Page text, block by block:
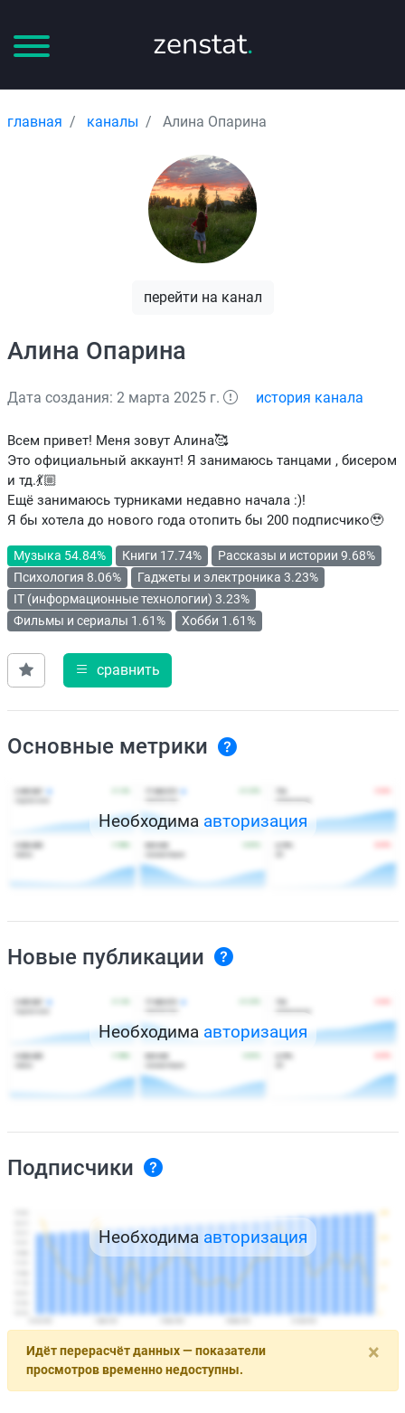
zenstat.
главная каналы Алина Опарина
перейти на канал
Алина Опарина
Дата создания: 2 марта 2025 г. история канала
Всем привет! Меня зовут Алина🥰
Это официальный аккаунт! Я занимаюсь танцами , бисером
и тд.💃🏼
Ещё занимаюсь турниками недавно начала :)!
Я бы хотела до нового года отопить бы 200 подписчико🥹
Музыка 54.84% Книги 17.74%
Рассказы и истории 9.68%
Психология 8.06%
Гаджеты и электроника 3.23%
IT (информационные технологии) 3.23%
Фильмы и сериалы 1.61%
Хобби 1.61%
сравнить
Основные метрики
Необходима авторизация
Новые публикации
Необходима авторизация
Подписчики
Необходима авторизация
×
Идёт перерасчёт данных — показатели
просмотров временно недоступны.